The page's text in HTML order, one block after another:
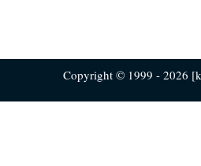
Copyright © 1999 - 2026